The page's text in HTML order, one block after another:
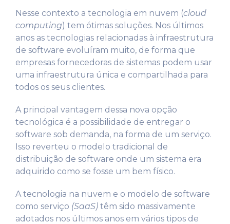
Nesse contexto a tecnologia em nuvem (cloud
computing) tem ótimas soluções. Nos últimos
anos as tecnologias relacionadas à infraestrutura
de software evoluíram muito, de forma que
empresas fornecedoras de sistemas podem usar
uma infraestrutura única e compartilhada para
todos os seus clientes.
A principal vantagem dessa nova opção
tecnológica é a possibilidade de entregar o
software sob demanda, na forma de um serviço.
Isso reverteu o modelo tradicional de
distribuição de software onde um sistema era
adquirido como se fosse um bem físico.
A tecnologia na nuvem e o modelo de software
como serviço (SaaS) têm sido massivamente
adotados nos últimos anos em vários tipos de